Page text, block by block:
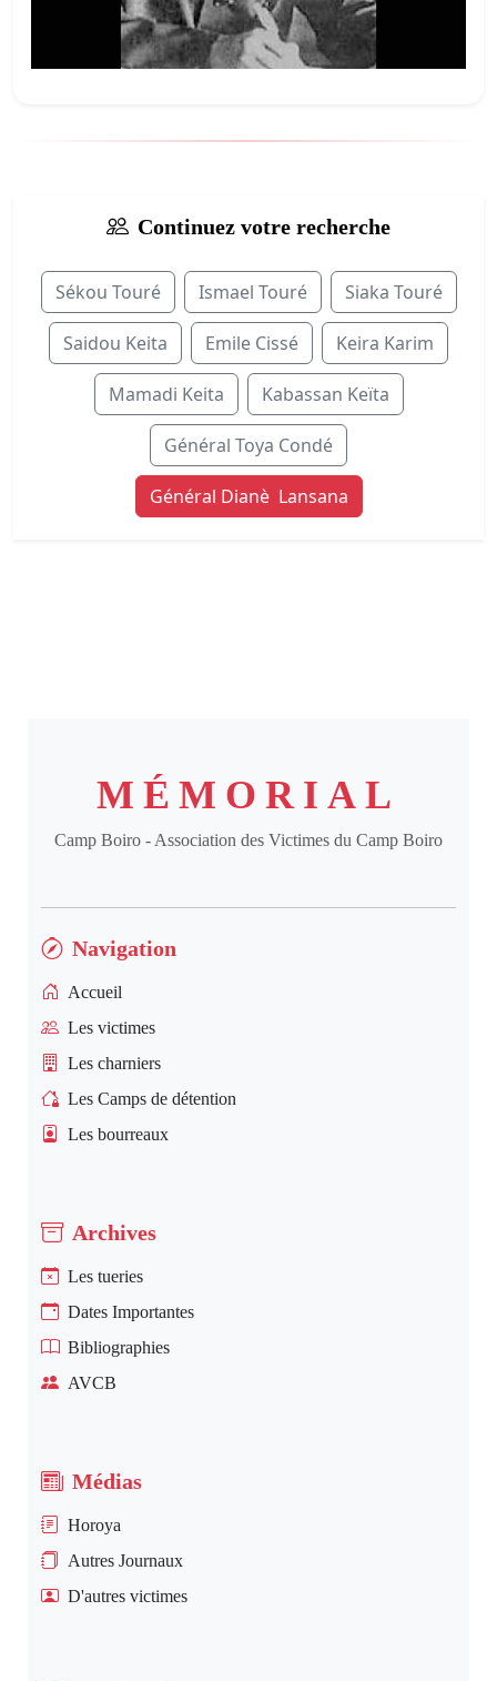
Continuez votre recherche
Sékou Touré Ismael Touré Siaka Touré
Saidou Keita Emile Cissé Keira Karim
Mamadi Keita Kabassan Keïta
Général Toya Condé
Général Dianè Lansana
MÉMORIAL
Camp Boiro - Association des Victimes du Camp Boiro
Navigation
Accueil
Les victimes
Les charniers
Les Camps de détention
Les bourreaux
Archives
Les tueries
Dates Importantes
Bibliographies
AVCB
Médias
Horoya
Autres Journaux
D'autres victimes